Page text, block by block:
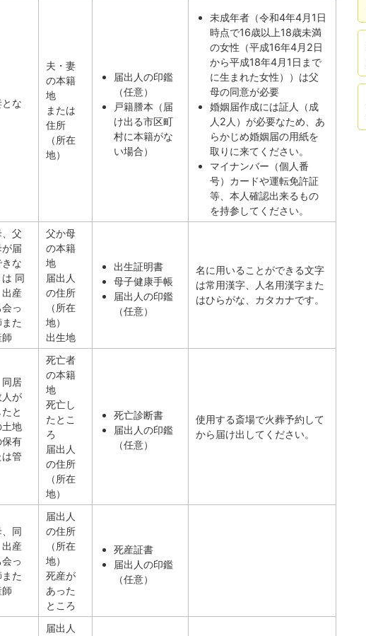
な
夫・妻
の本籍
地
または
住所
（所在
地）
届出人の印鑑
（任意）
戸籍謄本（届
け出る市区町
村に本籍がな
い場合）
未成年者（令和4年4月1日
時点で16歳以上18歳未満
の女性（平成16年4月2日
から平成18年4月1日まで
に生まれた女性））は父
母の同意が必要
婚姻届作成には証人（成
人2人）が必要なため、あ
らかじめ婚姻届の用紙を
取りに来てください。
マイナンバー（個人番
号）カードや運転免許証
等、本人確認出来るもの
を持参してください。
父
が届
な
同
出産
っ
た
父か母
の本籍
地
届出人
の住所
（所在
地）
出生地
出生証明書
母子健康手帳
届出人の印鑑
（任意）
名に用いることができる文字
は常用漢字、人名用漢字また
はひらがな、カタカナです。
居
が
と
土地
有
管
死亡者
の本籍
地
死亡し
たとこ
ろ
届出人
の住所
（所在
地）
死亡診断書
届出人の印鑑
（任意）
使用する斎場で火葬予約して
から届け出してください。
同
出産
っ
た
届出人
の住所
（所在
地）
死産が
あった
ところ
死産証書
届出人の印鑑
（任意）
届出人